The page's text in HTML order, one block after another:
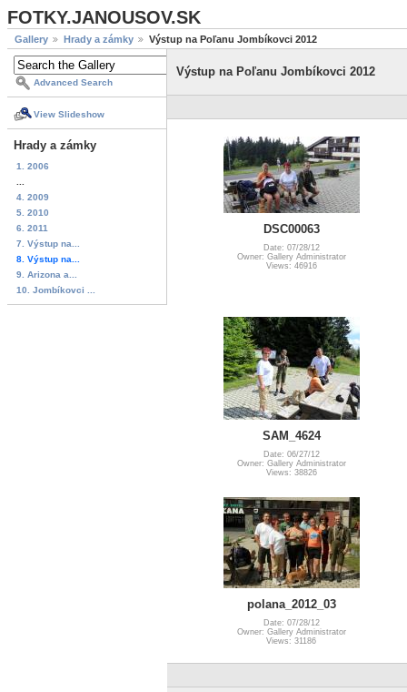
FOTKY.JANOUSOV.SK
Gallery Hrady a zámky Výstup na Poľanu Jombíkovci 2012
Advanced Search
View Slideshow
Hrady a zámky
1. 2006
4. 2009
5. 2010
6. 2011
7. Výstup na...
8. Výstup na...
9. Arizona a...
10. Jombíkovci ...
Výstup na Poľanu Jombíkovci 2012
DSC00063
Date: 07/28/12
Owner: Gallery Administrator
Views: 46916
SAM_4624
Date: 06/27/12
Owner: Gallery Administrator
Views: 38826
polana_2012_03
Date: 07/28/12
Owner: Gallery Administrator
Views: 31186